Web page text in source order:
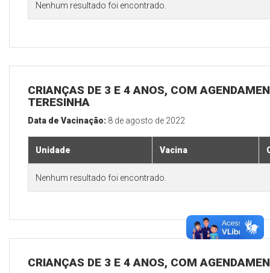
Nenhum resultado foi encontrado.
CRIANÇAS DE 3 E 4 ANOS, COM
TERESINHA
Data de Vacinação: 8 de agosto de 2022
Unidade Vacina
Nenhum resultado foi encontrado.
CRIANÇAS DE 3 E 4 ANOS, COM